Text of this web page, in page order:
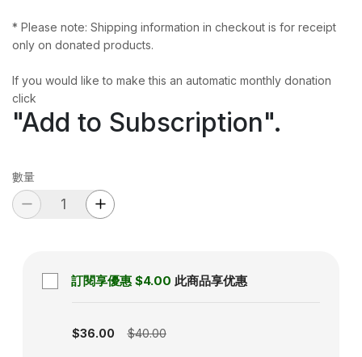
* Please note: Shipping information in checkout is for receipt
only on donated products.
If you would like to make this an automatic monthly donation
click
"Add to Subscription".
數量
訂閱享優惠 $4.00 此商品享优惠
$36.00 $40.00